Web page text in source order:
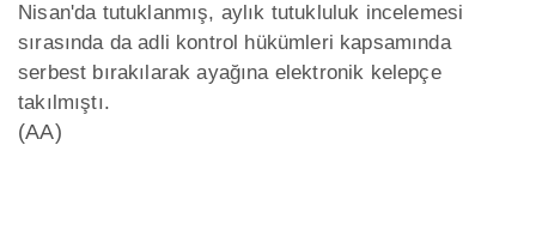
Nisan'da tutuklanmış, aylık tutukluluk incelemesi
sırasında da adli kontrol hükümleri kapsamında
serbest bırakılarak ayağına elektronik kelepçe
takılmıştı.
(AA)